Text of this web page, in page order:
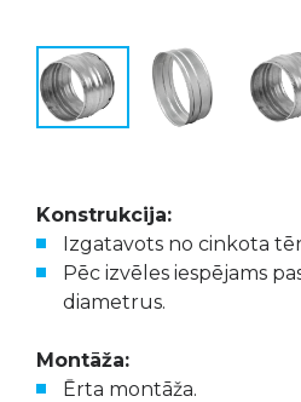
Konstrukcija:
Izgatavots no cinkota
Pēc izvēles iespējams
diametrus.
Montāža:
Ērta montāža.